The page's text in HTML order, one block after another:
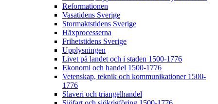
Reformationen
Vasatidens Sverige
Stormaktstidens Sverige
Häxprocesserna
Frihetstidens Sverige
Upplysningen
Livet på landet och i staden 1500-1776
Ekonomi och handel 1500-1776
Vetenskap, teknik och kommunikationer 1500-
1776
Slaveri och triangelhandel